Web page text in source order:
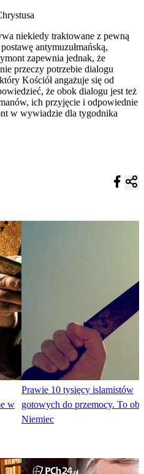
niekiedy traktowane z pewną
antymuzułmańską,
zapewnia jednak, że
przeczy potrzebie dialogu
Kościół angażuje się od
że obok dialogu jest też
ich przyjęcie i odpowiednie
w wywiadzie dla tygodnika
w
Prawie 10 tysięcy islamistów
gotowych do przemocy. To
Niemiec